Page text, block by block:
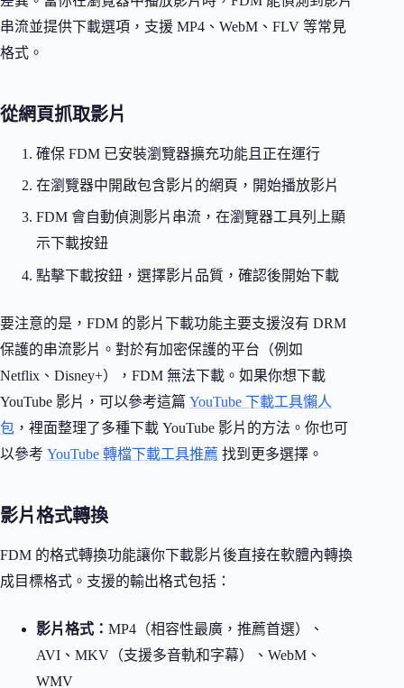
串流並提供下載選項，支援 MP4、WebM、FLV 等常見
格式。
從網頁抓取影片
確保 FDM 已安裝瀏覽器擴充功能且正在運行
在瀏覽器中開啟包含影片的網頁，開始播放影片
FDM 會自動偵測影片串流，在瀏覽器工具列上顯
示下載按鈕
點擊下載按鈕，選擇影片品質，確認後開始下載
要注意的是，FDM 的影片下載功能主要支援沒有 DRM
保護的串流影片。對於有加密保護的平台（例如
Netflix、Disney+），FDM 無法下載。如果你想下載
YouTube 影片，可以參考這篇 YouTube 下載工具懶人
包 ，裡面整理了多種下載 YouTube 影片的方法。你也可
以參考 YouTube 轉檔下載工具推薦 找到更多選擇。
影片格式轉換
FDM 的格式轉換功能讓你下載影片後直接在軟體內轉換
成目標格式。支援的輸出格式包括：
影片格式： MP4（相容性最廣，推薦首選）、
AVI、MKV（支援多音軌和字幕）、WebM、
WMV